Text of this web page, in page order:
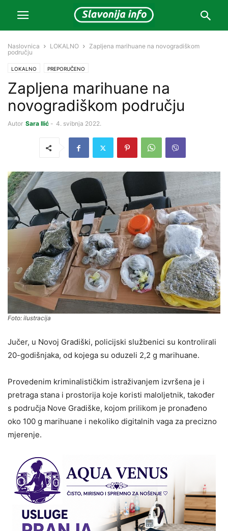
Naslovnica LOKALNO
Zapljena marihuane na novogradiškom
području
LOKALNO PREPORUČENO
Zapljena marihuane na
novogradiškom području
Autor Sara Ilić - 4. svibnja 2022.
Foto: ilustracija
Jučer, u Novoj Gradiški, policijski službenici su kontrolirali
20-godišnjaka, od kojega su oduzeli 2,2 g marihuane.
Provedenim kriminalističkim istraživanjem izvršena je i
pretraga stana i prostorija koje koristi maloljetnik, također
s područja Nove Gradiške, kojom prilikom je pronađeno
oko 100 g marihuane i nekoliko digitalnih vaga za precizno
mjerenje.